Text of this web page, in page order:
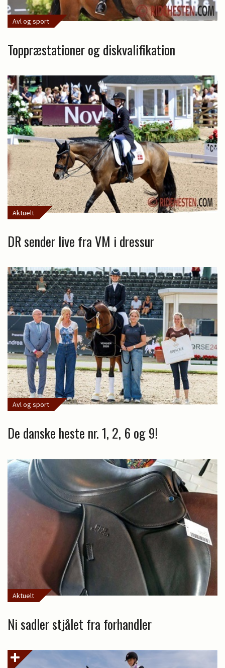
Avl og sport
Toppræstationer og diskvalifikation
Aktuelt
DR sender live fra VM i dressur
Avl og sport
De danske heste nr. 1, 2, 6 og 9!
Aktuelt
Ni sadler stjålet fra forhandler